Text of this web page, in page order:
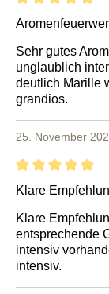
Bewertung mit 5
Sehr gutes
unglaublich
deutlich Marille
grandios.
25. November
Bewertung mit 5
Klare
Klare
entsprechende
intensiv
intensiv.